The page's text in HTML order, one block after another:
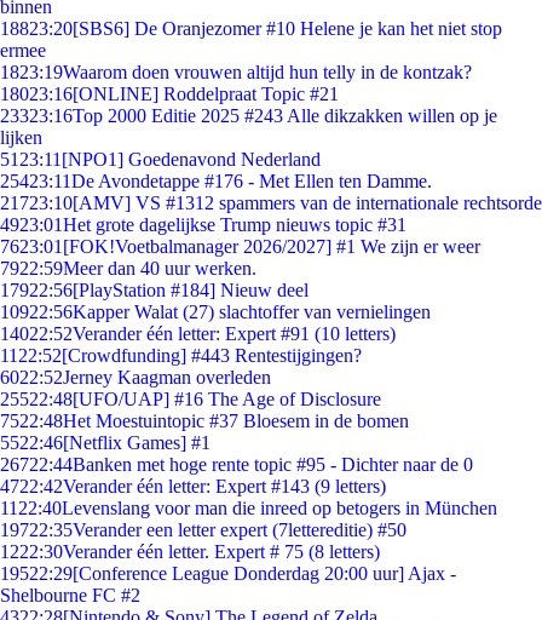
binnen
18823:20[SBS6] De Oranjezomer #10 Helene je kan het niet stop
ermee
1823:19Waarom doen vrouwen altijd hun telly in de kontzak?
18023:16[ONLINE] Roddelpraat Topic #21
23323:16Top 2000 Editie 2025 #243 Alle dikzakken willen op je
lijken
51 23:11 [NPO1] Goedenavond Nederland
25423:11De Avondetappe #176 - Met Ellen ten Damme.
21723:10[AMV] VS #1312 spammers van de internationale rechtsorde
4923:01Het grote dagelijkse Trump nieuws topic #31
7623:01 [FOK!Voetbalmanager 2026/2027] #1 We zijn er weer
7922:59Meer dan 40 uur werken.
17922:56[PlayStation #184] Nieuw deel
10922:56Kapper Walat (27) slachtoffer van vernielingen
14022:52Verander één letter: Expert #91 (10 letters)
11 22:52[Crowdfunding] #443 Rentestijgingen?
6022:52Jerney Kaagman overleden
25522:48[UFO/UAP] #16 The Age of Disclosure
7522:48Het Moestuintopic #37 Bloesem in de bomen
5522:46[Netflix Games] #1
26722:44Banken met hoge rente topic #95 - Dichter naar de 0
4722:42Verander één letter: Expert #143 (9 letters)
11 22:40Levenslang voor man die inreed op betogers in München
19722:35Verander een letter expert (7lettereditie) #50
1222:30Verander één letter. Expert # 75 (8 letters)
19522:29[Conference League Donderdag 20:00 uur] Ajax -
Shelbourne FC #2